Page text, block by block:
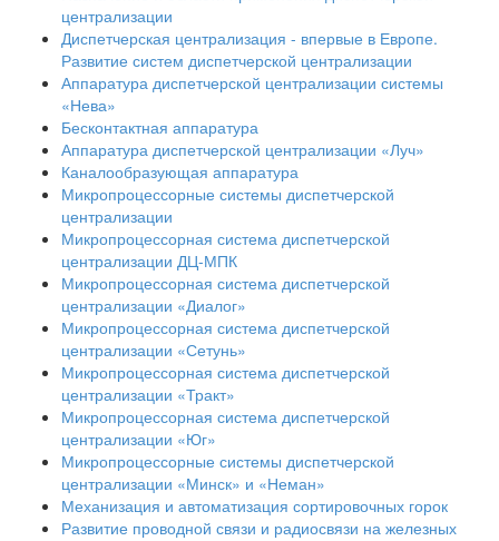
централизации
Диспетчерская централизация - впервые в Европе.
Развитие систем диспетчерской централизации
Аппаратура диспетчерской централизации системы
«Нева»
Бесконтактная аппаратура
Аппаратура диспетчерской централизации «Луч»
Каналообразующая аппаратура
Микропроцессорные системы диспетчерской
централизации
Микропроцессорная система диспетчерской
централизации ДЦ-МПК
Микропроцессорная система диспетчерской
централизации «Диалог»
Микропроцессорная система диспетчерской
централизации «Сетунь»
Микропроцессорная система диспетчерской
централизации «Тракт»
Микропроцессорная система диспетчерской
централизации «Юг»
Микропроцессорные системы диспетчерской
централизации «Минск» и «Неман»
Механизация и автоматизация сортировочных горок
Развитие проводной связи и радиосвязи на железных